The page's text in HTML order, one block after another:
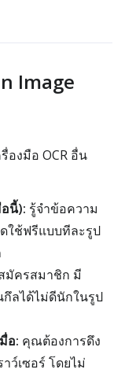
Image
องมือ OCR อื่น
นี้): รู้จำข้อความ
ใช้ฟรีแบบทีละรูป
มัครสมาชิก มี
ลได้ไม่ดีนักในรูป
อ: คุณต้องการดึง
ว์เซอร์ โดยไม่